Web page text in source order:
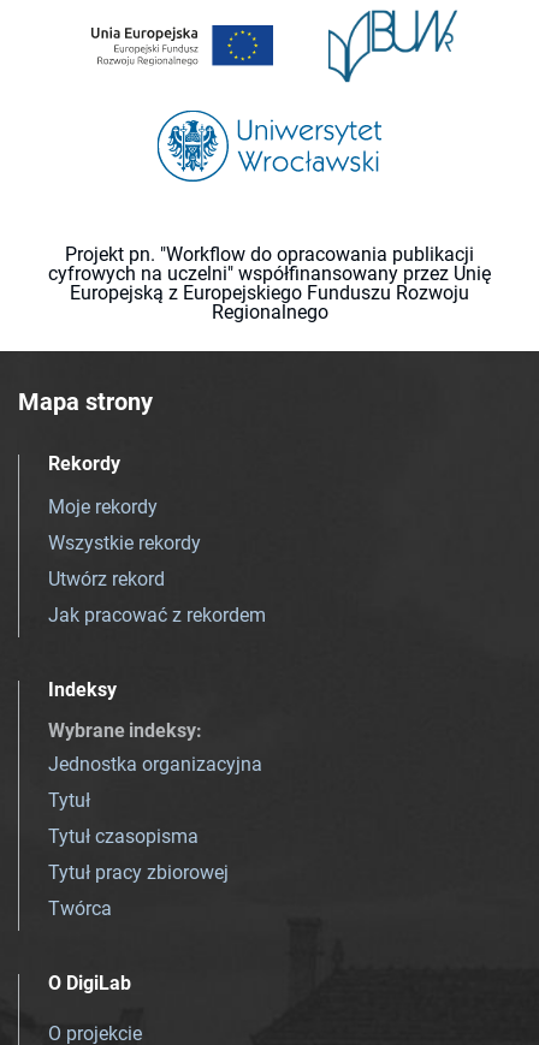
Projekt pn. "Workflow do opracowania publikacji
cyfrowych na uczelni" współfinansowany przez Unię
Europejską z Europejskiego Funduszu Rozwoju
Regionalnego
Mapa strony
Rekordy
Moje rekordy
Wszystkie rekordy
Utwórz rekord
Jak pracować z rekordem
Indeksy
Wybrane indeksy:
Jednostka organizacyjna
Tytuł
Tytuł czasopisma
Tytuł pracy zbiorowej
Twórca
O DigiLab
O projekcie